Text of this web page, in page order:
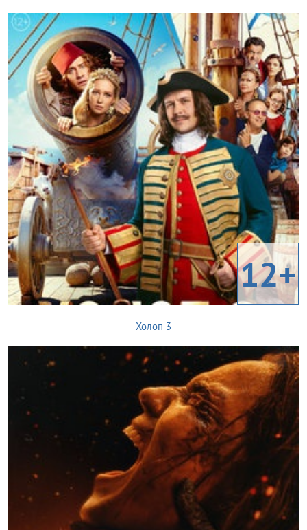
12+
Холоп 3